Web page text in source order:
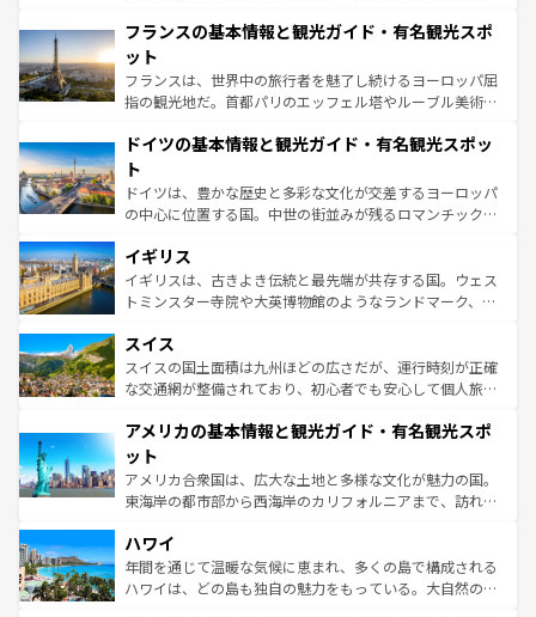
なお、新着のイタリア情報はコンテンツ一覧を参照してほ
しい。
文化が根付くこの国では、情熱的なフラメンコ、熱気あふ
れる闘牛、そして美味しいタパスが生活の一部となってい
る。首都マドリードの洗練された雰囲気や、バルセロナの
アートに溢れた街角から、地方では古代ローマ遺跡や中世
せる。地方によって風土や気候が異なるスペインはその個
ンテンツ一覧 を参照してほしい。
フランスの基本情報と観光ガイド・有名観光スポ
ット
フランスは、世界中の旅行者を魅了し続けるヨーロッパ屈
指の観光地だ。首都パリのエッフェル塔やルーブル美術館
で、幅広い魅力が詰まっている。華麗な宮殿、歴史的な大
聖堂、美しいビーチ、そして豊かな自然が、訪れる者を心
から魅了する。また、フランスは美食の国としても知ら
れ、フランス料理はユネスコ無形文化遺産にも登録されて
香り高いラベンダー畑など、多彩な楽しみ方が可能だ。さ
らに、パリ以外の地域にも魅力が溢れており、どの街角に
も豊かな歴史と文化が息づいている。パリ以外の個性あふ
を参照してほしい。
ドイツの基本情報と観光ガイド・有名観光スポッ
ト
ドイツは、豊かな歴史と多彩な文化が交差するヨーロッパ
の中心に位置する国。中世の街並みが残るロマンチック街
顔を持つこの国は、どこを歩いても飽きることがない。ベ
ルリンの文化的活気、バイエルン州のアルプスの絶景、そ
してライン川沿いのワイン畑といった風景は必見。ビール
は、お酒好きな人にはぜひ体験してほしい。 なお、新着の
ドイツ情報はコンテンツ一覧を参照してほしい。
イギリス
イギリスは、古きよき伝統と最先端が共存する国。ウェス
トミンスター寺院や大英博物館のようなランドマーク、歴
リアごとに異なる魅力がある。また、優雅なアフタヌーン
ティー、ビール好きにはたまらない英国パブ、サッカー観
戦など、本場だからこそできる体験も豊富。イギリスを旅
ンツ一覧を参照してほしい。
スイス
スイスの国土面積は九州ほどの広さだが、運行時刻が正確
な交通網が整備されており、初心者でも安心して個人旅行
の建物がそのまま残る町や、スイスならではのユニークな
博物館もあり、アルプス観光だけでなく町歩きも満喫する
ことができる。国民の所得が高いため物価も高いが、旅行
者向けの交通パス提供のサービスもあり、うまく活用すれ
着のスイス情報は
アメリカの基本情報と観光ガイド・有名観光スポ
ット
アメリカ合衆国は、広大な土地と多様な文化が魅力の国。
東海岸の都市部から西海岸のカリフォルニアまで、訪れる
のような巨大都市は、観光、ショッピング、エンターテイ
ンメントが詰まった刺激的なスポットだ。一方、アメリカ
西部には大自然が広がり、グランドキャニオンやイエロー
ハワイ
年間を通じて温暖な気候に恵まれ、多くの島で構成される
ハワイは、どの島も独自の魅力をもっている。大自然の神